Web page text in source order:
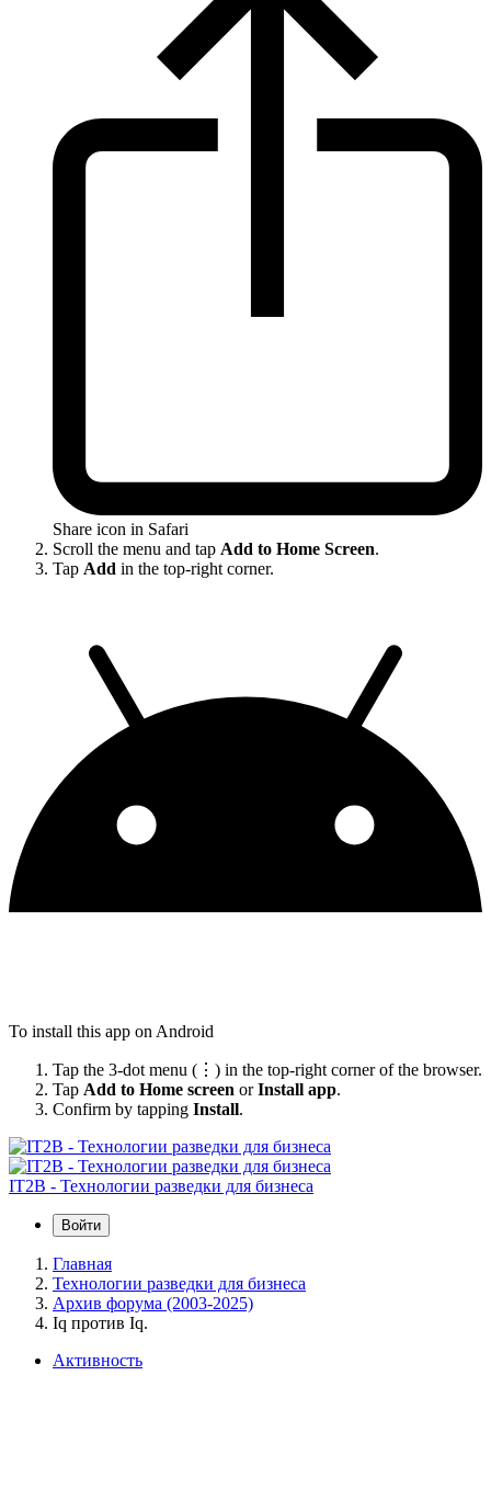
Share icon in Safari
Scroll the menu and tap Add to Home Screen.
Tap Add in the top-right corner.
To install this app on Android
Tap the 3-dot menu (⋮) in the top-right corner of the browser.
Tap Add to Home screen orInstall app.
Confirm by tapping Install.
IT2B - Технологии разведки для бизнеса
Войти
Главная
Технологии разведки для бизнеса
Архив форума (2003-2025)
Iq против Iq.
Активность